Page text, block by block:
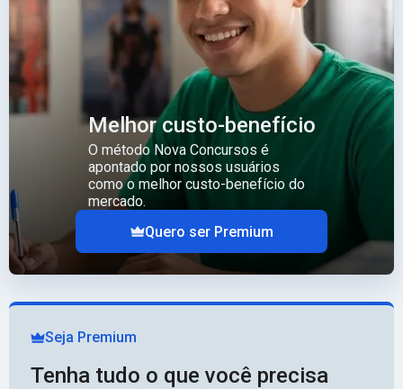
Melhor custo-benefício
O método Nova Concursos é
apontado por nossos usuários
como o melhor custo-benefício do
mercado.
Quero ser Premium
Seja Premium
Tenha tudo o que você precisa